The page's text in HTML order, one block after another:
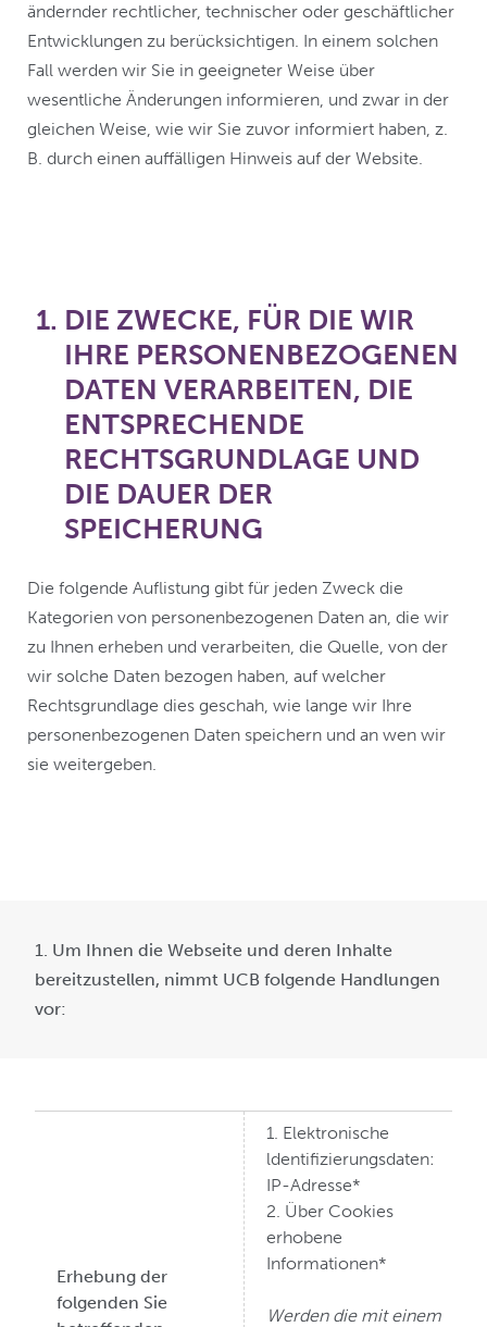
ändernder rechtlicher, technischer oder geschäftlicher
Entwicklungen zu berücksichtigen. In einem solchen
Fall werden wir Sie in geeigneter Weise über
wesentliche Änderungen informieren, und zwar in der
gleichen Weise, wie wir Sie zuvor informiert haben, z.
B. durch einen auffälligen Hinweis auf der Website.
DIE ZWECKE, FÜR DIE WIR
IHRE PERSONENBEZOGENEN
DATEN VERARBEITEN, DIE
ENTSPRECHENDE
RECHTSGRUNDLAGE UND
DIE DAUER DER
SPEICHERUNG
Die folgende Auflistung gibt für jeden Zweck die
Kategorien von personenbezogenen Daten an, die wir
zu Ihnen erheben und verarbeiten, die Quelle, von der
wir solche Daten bezogen haben, auf welcher
Rechtsgrundlage dies geschah, wie lange wir Ihre
personenbezogenen Daten speichern und an wen wir
sie weitergeben.
1. Um Ihnen die Webseite und deren Inhalte
bereitzustellen, nimmt UCB folgende Handlungen
vor:
Erhebung der
folgenden Sie
1. Elektronische
ldentifizierungsdaten:
IP-Adresse*
2. Über Cookies
erhobene
Informationen*
Werden die mit einem